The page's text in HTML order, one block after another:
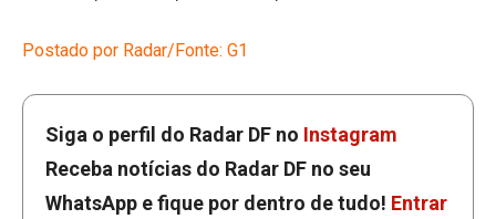
Postado por Radar/Fonte: G1
Siga o perfil do Radar DF no Instagram
Receba notícias do Radar DF no seu
WhatsApp e fique por dentro de tudo! Entrar